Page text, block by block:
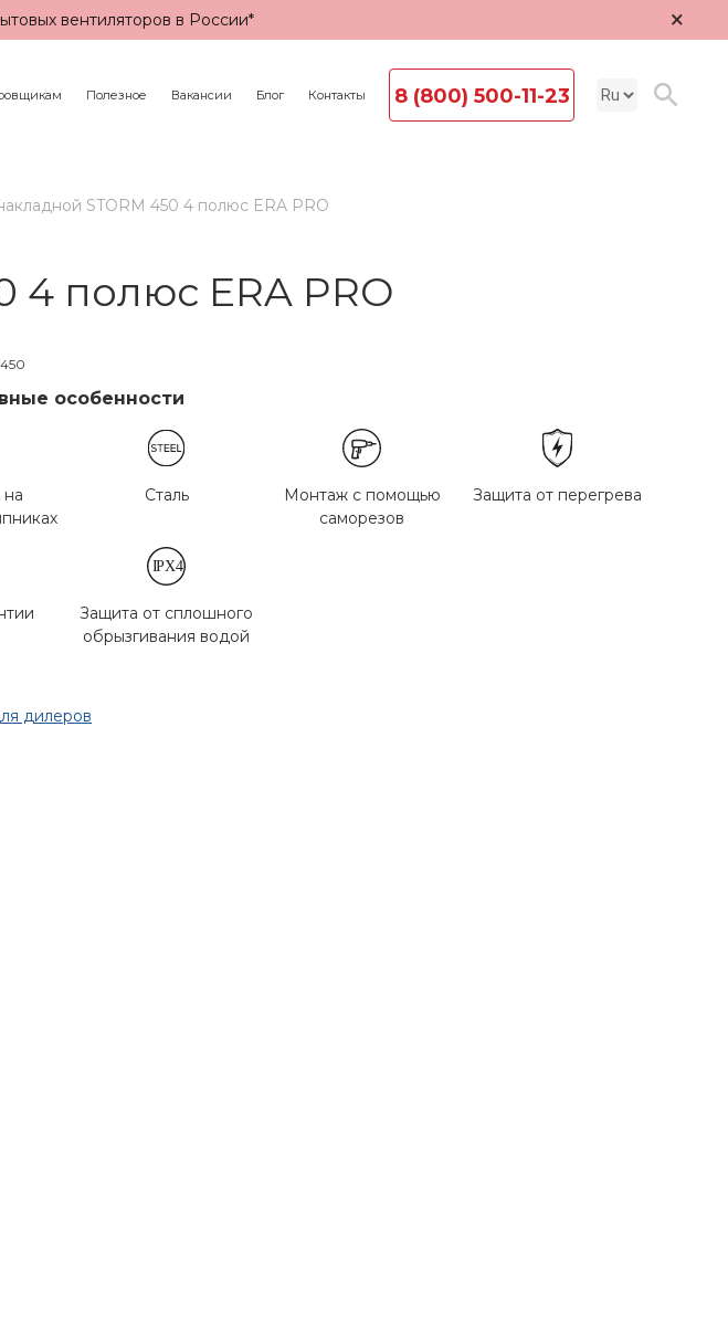
вентиляторов в России* ×
Полезное Вакансии Блог Контакты 8 (800) 500-11-23
STORM 450 4 полюс ERA PRO
4 полюс ERA PRO
особенности
на
Сталь
Монтаж с помощью
саморезов
Защита от перегрева
Защита от сплошного
обрызгивания водой
дилеров